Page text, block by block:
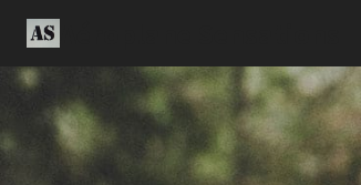
Aller
contenu